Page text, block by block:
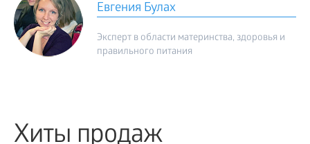
Евгения Булах
Эксперт в области материнства, здоровья и
правильного питания
Хиты продаж